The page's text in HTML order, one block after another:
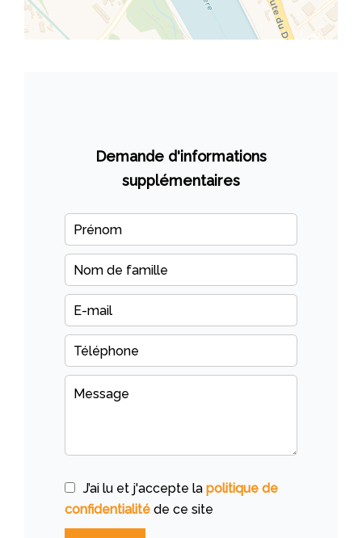
Demande d'informations
supplémentaires
J’ai lu et j'accepte la politique de
confidentialité de ce site